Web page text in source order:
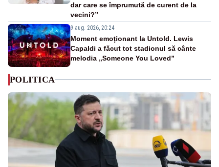
dar care se împrumută de curent de la
vecini?”
9 aug. 2026, 20:24
Moment emoționant la Untold. Lewis
Capaldi a făcut tot stadionul să cânte
melodia „Someone You Loved”
POLITICA